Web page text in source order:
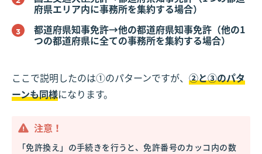
府県エリア内に事務所を集約する場合）
都道府県知事免許→他の都道府県知事免許（他の1
つの都道府県に全ての事務所を集約する場合）
ここで説明したのは①のパターンですが、 ②と③のパタ
ーンも同様になります。
注意！
「免許換え」の手続きを行うと、免許番号のカッコ内の数